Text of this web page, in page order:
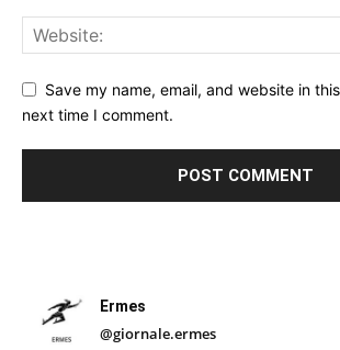
Save my name, email, and website in
next time I comment.
Ermes
@giornale.ermes